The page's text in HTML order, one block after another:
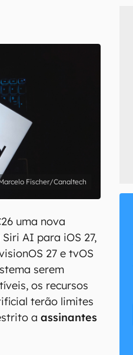
os
Fischer/Canaltech
uma nova
AI para iOS 27,
27 e tvOS
serem
os recursos
terão limites
aassinantes